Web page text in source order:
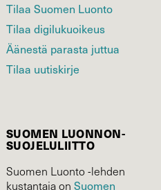
Tilaa Suomen Luonto
Tilaa digilukuoikeus
Äänestä parasta juttua
Tilaa uutiskirje
SUOMEN LUONNON­
SUOJELU­LIITTO
Suomen Luonto -lehden
kustantaja on Suomen